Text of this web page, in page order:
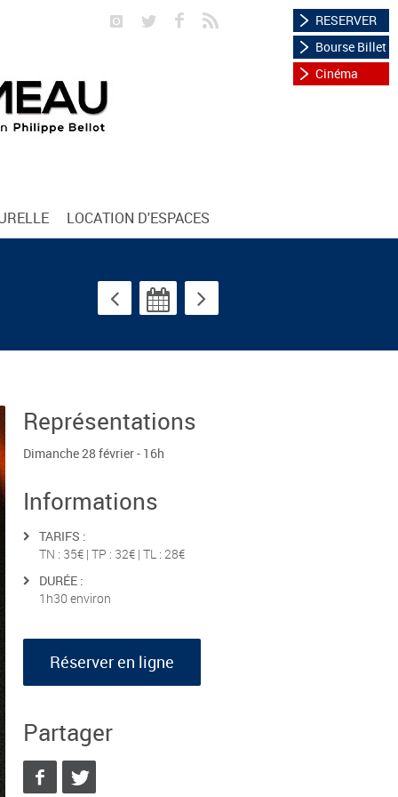
RESERVER
Bourse Billet
Cinéma
LOCATION D'ESPACES
Représentations
Dimanche 28 février - 16h
Informations
TARIFS :
TN : 35€ | TP : 32€ | TL : 28€
DURÉE :
1h30 environ
Réserver en ligne
Partager